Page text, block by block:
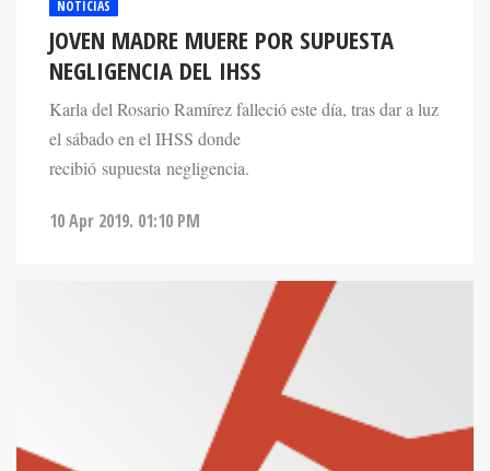
NOTICIAS
JOVEN MADRE MUERE POR SUPUESTA
NEGLIGENCIA DEL IHSS
Karla del Rosario Ramírez falleció este día, tras dar a luz
el sábado en el IHSS donde
recibió supuesta negligencia.
10 Apr 2019. 01:10 PM